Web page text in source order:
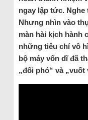
ngay lập tức.
Nhưng nhìn vào
màn hài kịch hành
những tiêu chí vô
bộ máy vốn dĩ đã
„đối phó“ và „vuốt